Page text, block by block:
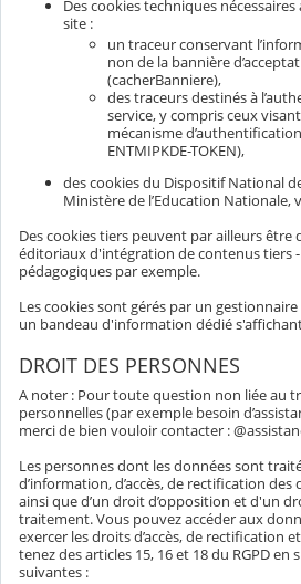
Des cookies techniques
site :
un traceur conservant
non de la bannière
(cacherBanniere),
des traceurs destinés à
service, y compris ceux
mécanisme d’authentification
ENTMIPKDE-TOKEN),
des cookies du Dispositif National
Ministère de l’Education Nationale,
Des cookies tiers peuvent par ailleurs être
éditoriaux d'intégration de contenus tiers
pédagogiques par exemple.
Les cookies sont gérés par un
un bandeau d'information dédié
DROIT DES PERSONNES
A noter : Pour toute question non liée au
personnelles (par exemple besoin
merci de bien vouloir contacter :
Les personnes dont les données sont
d’information, d’accès, de rectification
ainsi que d’un droit d’opposition et d'un
traitement. Vous pouvez accéder aux
exercer les droits d’accès, de rectification
tenez des articles 15, 16 et 18 du RGPD
suivantes :